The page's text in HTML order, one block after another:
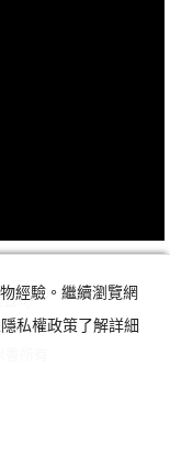
司
所有
經驗。繼續瀏覽網
私權政策了解詳細